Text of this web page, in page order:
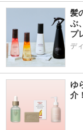
髪
ぶ
プ
デ
ゆ
介！